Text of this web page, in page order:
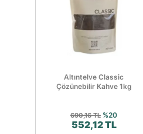
Altıntelve Classic
Çözünebilir Kahve 1kg
690,16 TL %20
552,12 TL